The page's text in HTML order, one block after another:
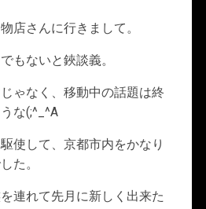
店さんに行きまして。
もないと鋏談義。
ゃなく、移動中の話題は終
な(;^_^A
使して、京都市内をかなり
た。
連れて先月に新しく出来た